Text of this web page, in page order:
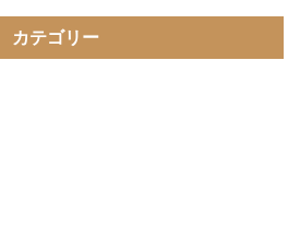
カテゴリー